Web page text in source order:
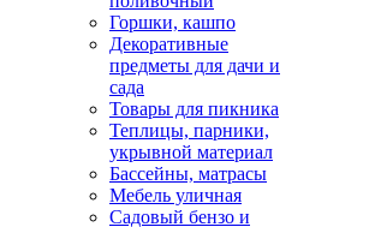
Горшки, кашпо
Декоративные
предметы для дачи и
сада
Товары для пикника
Теплицы, парники,
укрывной материал
Бассейны, матрасы
Мебель уличная
Садовый бензо и